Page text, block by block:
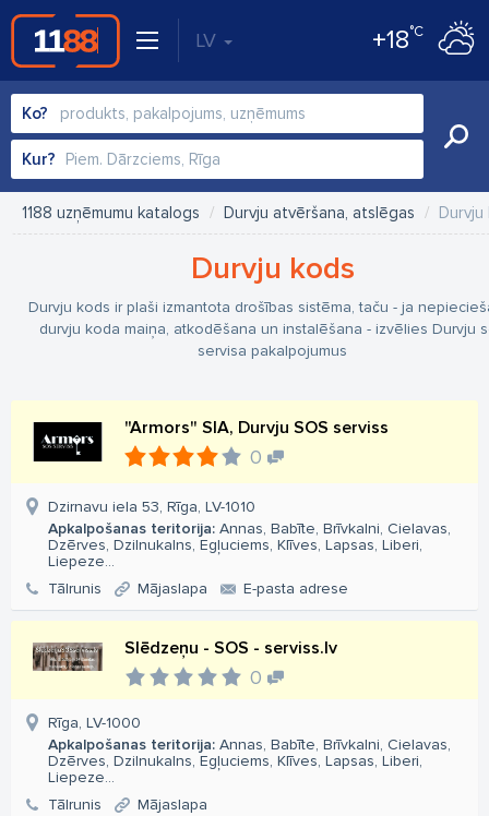
LV +18°C
Ko?
Kur?
1188 uzņēmumu katalogs Durvju atvēršana, atslēgas
Durvju kods
Durvju kods ir plaši izmantota drošības sistēma, taču - ja
durvju koda maiņa, atkodēšana un instalēšana - izvēlies Durvju
servisa pakalpojumus
"Armors" SIA, Durvju SOS serviss
0
Dzirnavu iela 53, Rīga, LV-1010
Apkalpošanas teritorija: Annas, Babīte, Brīvkalni, Cielavas,
Dzērves, Dzilnukalns, Egļuciems, Klīves, Lapsas, Liberi,
Liepeze...
Tālrunis
Mājaslapa E-pasta adrese
Slēdzeņu - SOS - serviss.lv
0
Rīga, LV-1000
Apkalpošanas teritorija: Annas, Babīte, Brīvkalni, Cielavas,
Dzērves, Dzilnukalns, Egļuciems, Klīves, Lapsas, Liberi,
Liepeze...
Tālrunis
Mājaslapa